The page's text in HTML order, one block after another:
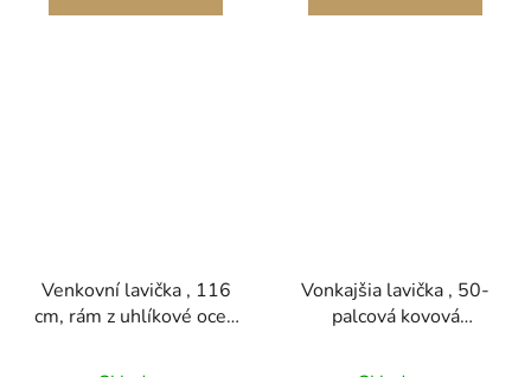
Venkovní lavička , 116
cm, rám z uhlíkové oceli
síťoviny a zaoblenými
Vonkajšia lavička , 50-
palcová kovová
vonkajšie použitie,